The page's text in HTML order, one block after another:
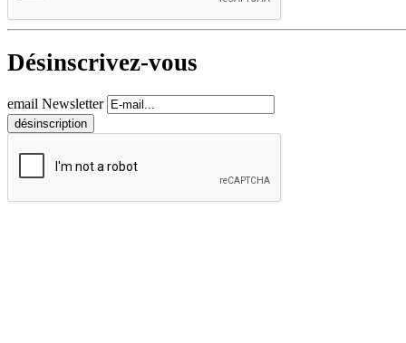
Désinscrivez-vous
email Newsletter